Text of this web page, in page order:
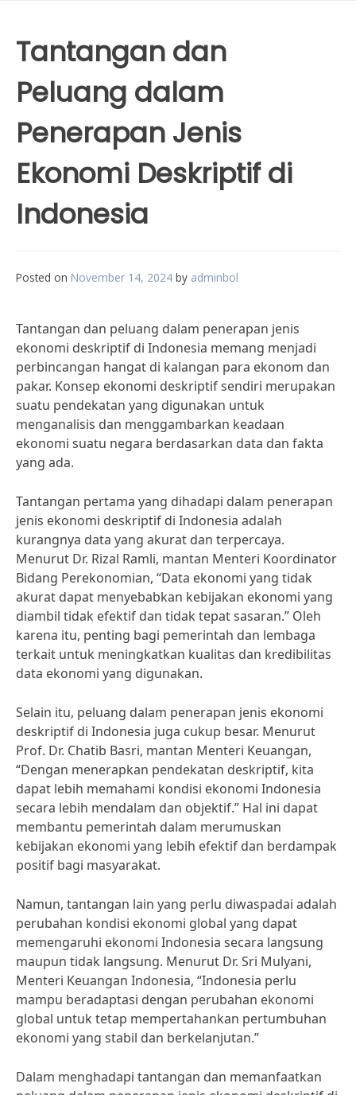
Tantangan dan
Peluang dalam
Penerapan Jenis
Ekonomi Deskriptif di
Indonesia
Posted on November 14, 2024 by adminbol
Tantangan dan peluang dalam penerapan jenis
ekonomi deskriptif di Indonesia memang menjadi
perbincangan hangat di kalangan para ekonom dan
pakar. Konsep ekonomi deskriptif sendiri merupakan
suatu pendekatan yang digunakan untuk
menganalisis dan menggambarkan keadaan
ekonomi suatu negara berdasarkan data dan fakta
yang ada.
Tantangan pertama yang dihadapi dalam penerapan
jenis ekonomi deskriptif di Indonesia adalah
kurangnya data yang akurat dan terpercaya.
Menurut Dr. Rizal Ramli, mantan Menteri Koordinator
Bidang Perekonomian, “Data ekonomi yang tidak
akurat dapat menyebabkan kebijakan ekonomi yang
diambil tidak efektif dan tidak tepat sasaran.” Oleh
karena itu, penting bagi pemerintah dan lembaga
terkait untuk meningkatkan kualitas dan kredibilitas
data ekonomi yang digunakan.
Selain itu, peluang dalam penerapan jenis ekonomi
deskriptif di Indonesia juga cukup besar. Menurut
Prof. Dr. Chatib Basri, mantan Menteri Keuangan,
“Dengan menerapkan pendekatan deskriptif, kita
dapat lebih memahami kondisi ekonomi Indonesia
secara lebih mendalam dan objektif.” Hal ini dapat
membantu pemerintah dalam merumuskan
kebijakan ekonomi yang lebih efektif dan berdampak
positif bagi masyarakat.
Namun, tantangan lain yang perlu diwaspadai adalah
perubahan kondisi ekonomi global yang dapat
memengaruhi ekonomi Indonesia secara langsung
maupun tidak langsung. Menurut Dr. Sri Mulyani,
Menteri Keuangan Indonesia, “Indonesia perlu
mampu beradaptasi dengan perubahan ekonomi
global untuk tetap mempertahankan pertumbuhan
ekonomi yang stabil dan berkelanjutan.”
Dalam menghadapi tantangan dan memanfaatkan